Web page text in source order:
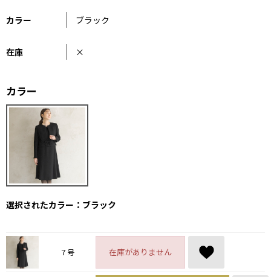
カラー ブラック
在庫 ×
カラー
選択されたカラー：ブラック
７号 在庫がありません